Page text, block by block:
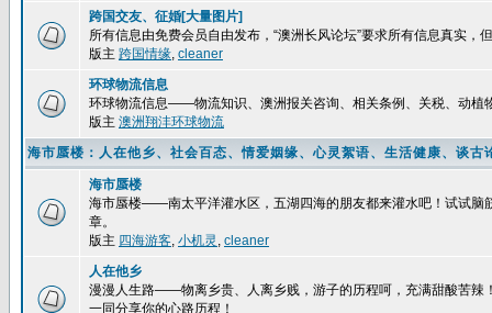
跨国交友、征婚[大量图片]
所有信息由免费会员自由发布，“澳洲长风论坛”要求所有信息真实，
版主 跨国情缘, cleaner
环球物流信息
环球物流信息——物流知识、澳洲报关咨询、相关条例、关税、动植
版主 澳洲翔沣环球物流
海市蜃楼：人在他乡、社会百态、情爱姻缘、心灵絮语、生活健康、谈
海市蜃楼
海市蜃楼——南太平洋灌水区，五湖四海的朋友都来灌水吧！试试脑
章。
版主 四海游客, 小机灵 , cleaner
人在他乡
漫漫人生路——物离乡贵、人离乡贱，游子的历程呵，充满甜酸苦辣
一同分享你的心路历程！